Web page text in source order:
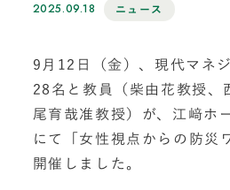
2025.09.18 ニュース
9月12日（金）、現代マネ
28名と教員（柴由花教授、
尾育哉准教授）が、江﨑ホ
にて「女性視点からの防災
開催しました。